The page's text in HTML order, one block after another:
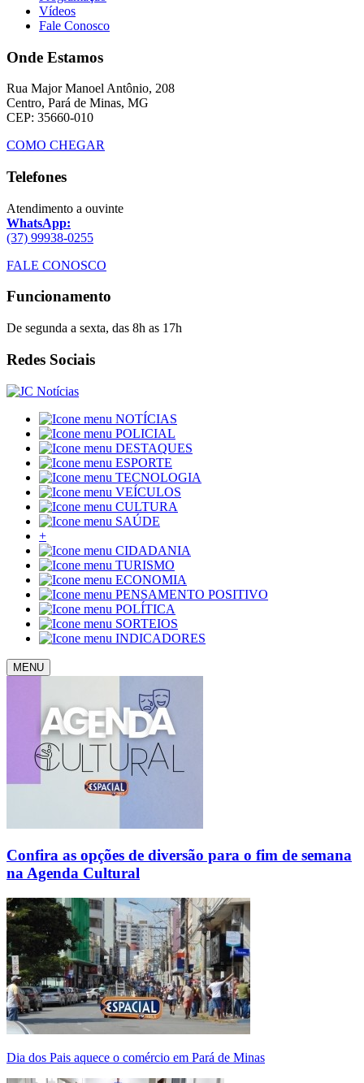
Vídeos
Fale Conosco
Onde Estamos
Rua Major Manoel Antônio, 208
Centro, Pará de Minas, MG
CEP: 35660-010
COMO CHEGAR
Telefones
Atendimento a ouvinte
WhatsApp:
(37) 99938-0255
FALE CONOSCO
Funcionamento
De segunda a sexta, das 8h as 17h
Redes Sociais
NOTÍCIAS
POLICIAL
DESTAQUES
ESPORTE
TECNOLOGIA
VEÍCULOS
CULTURA
SAÚDE
+
CIDADANIA
TURISMO
ECONOMIA
PENSAMENTO POSITIVO
POLÍTICA
SORTEIOS
INDICADORES
MENU
Confira as opções de diversão para o fim de semana
na Agenda Cultural
Dia dos Pais aquece o comércio em Pará de Minas